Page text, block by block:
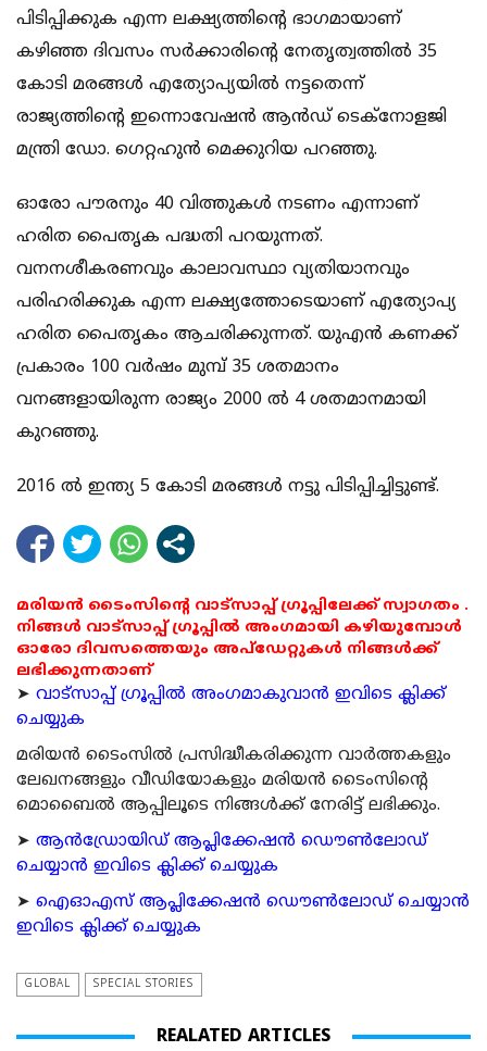
പിടിപ്പിക്കുക എന്ന ലക്ഷ്യത്തിന്റെ ഭാഗമായാണ്
കഴിഞ്ഞ ദിവസം സര്‍ക്കാരിന്റെ നേതൃത്വത്തില്‍ 35
കോടി മരങ്ങള്‍ എത്യോപ്യയില്‍ നട്ടതെന്ന്
രാജ്യത്തിന്റെ ഇന്നൊവേഷന്‍ ആന്‍ഡ് ടെക്‌നോളജി
മന്ത്രി ഡോ. ഗെറ്റഹുന്‍ മെക്കുറിയ പറഞ്ഞു.
ഓരോ പൗരനും 40 വിത്തുകള്‍ നടണം എന്നാണ്
ഹരിത പൈതൃക പദ്ധതി പറയുന്നത്.
വനനശീകരണവും കാലാവസ്ഥാ വ്യതിയാനവും
പരിഹരിക്കുക എന്ന ലക്ഷ്യത്തോടെയാണ് എത്യോപ്യ
ഹരിത പൈതൃകം ആചരിക്കുന്നത്. യുഎന്‍ കണക്ക്
പ്രകാരം 100 വര്‍ഷം മുമ്പ് 35 ശതമാനം
വനങ്ങളായിരുന്ന രാജ്യം 2000 ല്‍ 4 ശതമാനമായി
കുറഞ്ഞു.
2016 ല്‍ ഇന്ത്യ 5 കോടി മരങ്ങള്‍ നട്ടു പിടിപ്പിച്ചിട്ടുണ്ട്.
മരിയൻ ടൈംസിന്റെ വാട്സാപ്പ് ഗ്രൂപ്പിലേക്ക് സ്വാഗതം .
നിങ്ങൾ വാട്സാപ്പ് ഗ്രൂപ്പിൽ അംഗമായി കഴിയുമ്പോൾ
ഓരോ ദിവസത്തെയും അപ്ഡേറ്റുകൾ നിങ്ങൾക്ക്
ലഭിക്കുന്നതാണ്
➤ വാട്സാപ്പ് ഗ്രൂപ്പിൽ അംഗമാകുവാൻ ഇവിടെ ക്ലിക്ക്
ചെയ്യുക
മരിയന്‍ ടൈംസില്‍ പ്രസിദ്ധീകരിക്കുന്ന വാര്‍ത്തകളും
ലേഖനങ്ങളും വീഡിയോകളും മരിയന്‍ ടൈംസിന്റെ
മൊബൈല്‍ ആപ്പിലൂടെ നിങ്ങള്‍ക്ക് നേരിട്ട് ലഭിക്കും.
➤ ആന്‍ഡ്രോയിഡ് ആപ്ലിക്കേഷന്‍ ഡൌണ്‍ലോഡ്
ചെയ്യാന്‍ ഇവിടെ ക്ലിക്ക് ചെയ്യുക
➤ ഐഓഎസ് ആപ്ലിക്കേഷന്‍ ഡൌണ്‍ലോഡ് ചെയ്യാന്‍
ഇവിടെ ക്ലിക്ക് ചെയ്യുക
GLOBAL SPECIAL STORIES
REALATED ARTICLES